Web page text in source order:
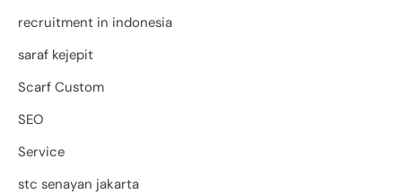
recruitment in indonesia
saraf kejepit
Scarf Custom
SEO
Service
stc senayan jakarta